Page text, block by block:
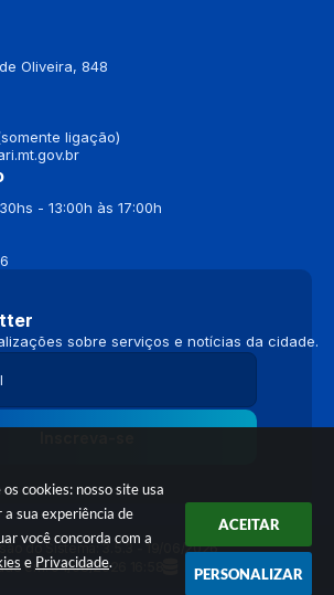
cookies: nosso site usa
sua experiência de
você concorda com a
e Privacidade.
ACEITAR
PERSONALIZAR
Oliveira, 848
ligação)
- 13:00h às 17:00h
sobre serviços e notícias da cidade.
do Sistema:3.5.3 - 19/06/2026
em:04/08/2026 16:58 Dados Abertos